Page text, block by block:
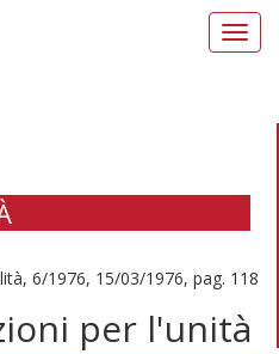
6/1976, 15/03/1976, pag. 118
per l'unità